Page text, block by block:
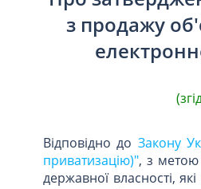
з продажу
Відповідно до Закону
приватизацію)", з метою
державної власності,